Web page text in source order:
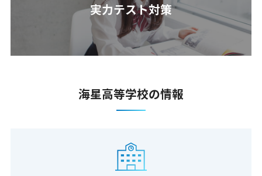
実力テスト対策
海星高等学校の情報